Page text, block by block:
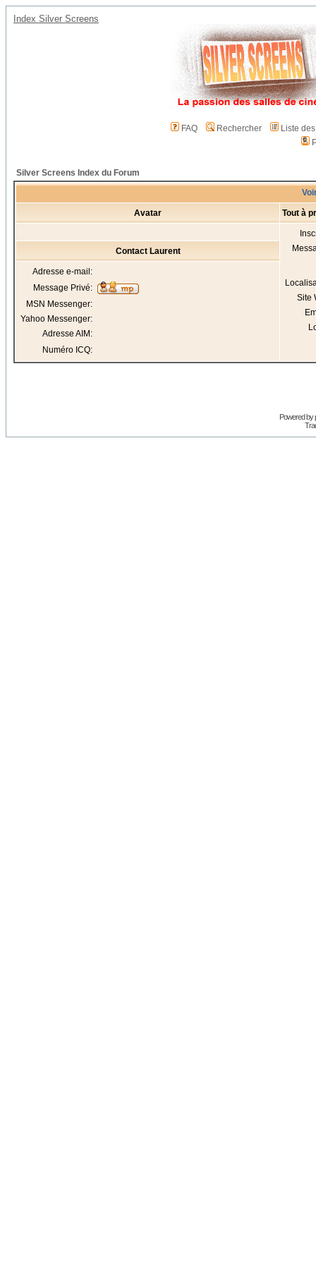
Index Silver Screens
FAQ Rechercher
Liste
Silver Screens Index du Forum
Avatar Tout à
Site
Contact Laurent
Adresse e-mail:
Message Privé:
MSN Messenger:
Yahoo Messenger:
Adresse AIM:
Numéro ICQ:
Powered by